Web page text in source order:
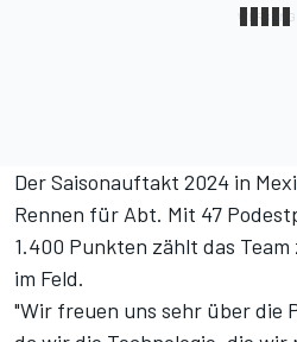
Der Saisonauftakt 2024 in
Rennen für Abt. Mit 47
1.400 Punkten zählt das
im Feld.
"Wir freuen uns sehr über die